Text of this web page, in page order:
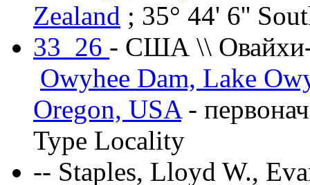
Zealand ; 35° 44' 6''
33_26 - США \\ Овайхи-
Owyhee Dam, Lake
Oregon, USA-
Type Locality
-- Staples, Lloyd W.,